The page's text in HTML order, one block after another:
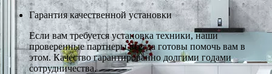
Гарантия качественной установки
Если вам требуется установка техники, наши
проверенные партнеры всегда готовы помочь вам в
этом. Качество гарантированно долгими годами
сотрудничества.